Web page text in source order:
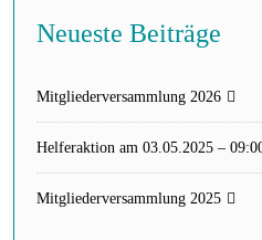
Neueste Beiträge
Mitgliederversammlung 2026
Helferaktion am 03.05.2025 –
Mitgliederversammlung 2025